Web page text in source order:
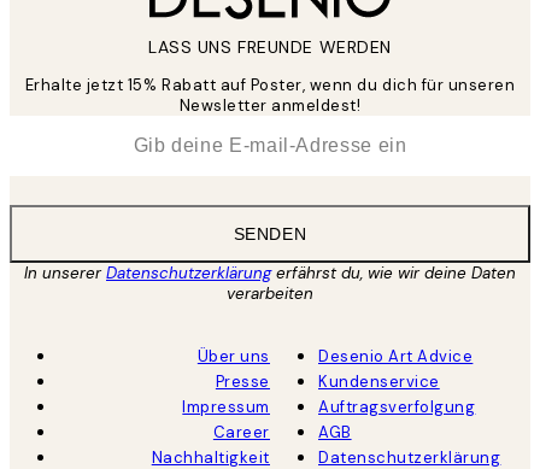
LASS UNS FREUNDE WERDEN
Erhalte jetzt 15% Rabatt auf Poster, wenn du dich für unseren
Newsletter anmeldest!
SENDEN
In unsererDatenschutzerklärungerfährst du, wie wir deine Daten
verarbeiten
Über uns
Presse
Impressum
Career
Nachhaltigkeit
Desenio Art Advice
Kundenservice
Auftragsverfolgung
AGB
Datenschutzerklärung